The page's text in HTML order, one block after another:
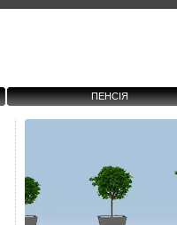
ПЕНСІЯ